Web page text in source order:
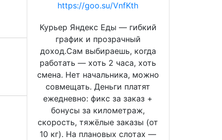
https://goo.su/VnfKth
Курьер Яндекс Еды — гибкий
график и прозрачный
доход.Сам выбираешь, когда
работать — хоть 2 часа, хоть
смена. Нет начальника, можно
совмещать. Деньги платят
ежедневно: фикс за заказ +
бонусы за километраж,
скорость, тяжёлые заказы (от
10 кг). На плановых слотах —